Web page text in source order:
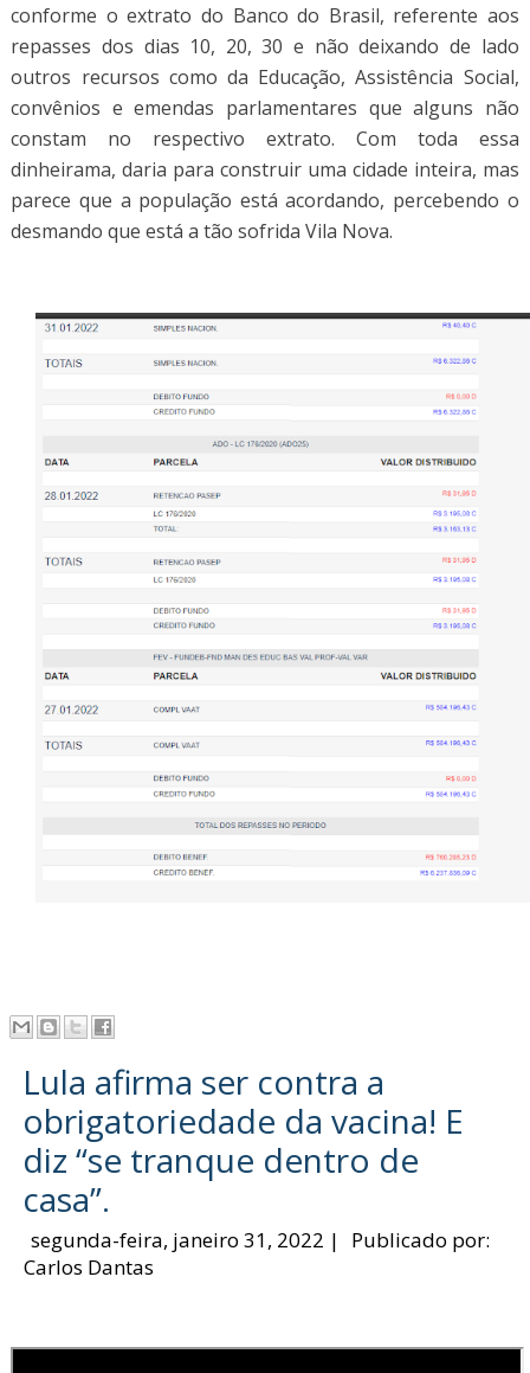
conforme o extrato do Banco do Brasil, referente aos
repasses dos dias 10, 20, 30 e não deixando de lado
outros recursos como da Educação, Assistência Social,
convênios e emendas parlamentares que alguns não
constam no respectivo extrato. Com toda essa
dinheirama, daria para construir uma cidade inteira, mas
parece que a população está acordando, percebendo o
desmando que está a tão sofrida Vila Nova.
Lula afirma ser contra a
obrigatoriedade da vacina! E
diz “se tranque dentro de
casa”.
segunda-feira, janeiro 31, 2022 |
Publicado por:
Carlos Dantas